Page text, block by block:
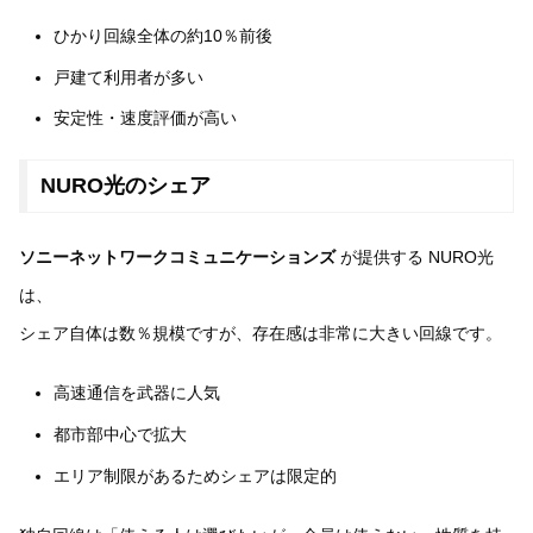
ひかり回線全体の約10％前後
戸建て利用者が多い
安定性・速度評価が高い
NURO光のシェア
ソニーネットワークコミュニケーションズが提供する NURO光
は、
シェア自体は数％規模ですが、存在感は非常に大きい回線です。
高速通信を武器に人気
都市部中心で拡大
エリア制限があるためシェアは限定的